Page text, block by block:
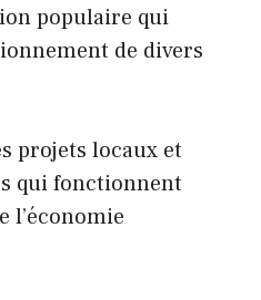
populaire qui
de divers
projets locaux et
qui fonctionnent
l’économie